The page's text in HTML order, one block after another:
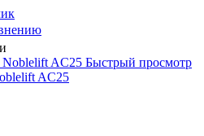
Быстрый просмотр
AC25